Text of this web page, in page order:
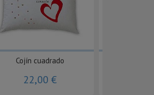
Cojín cuadrado
22,00 €